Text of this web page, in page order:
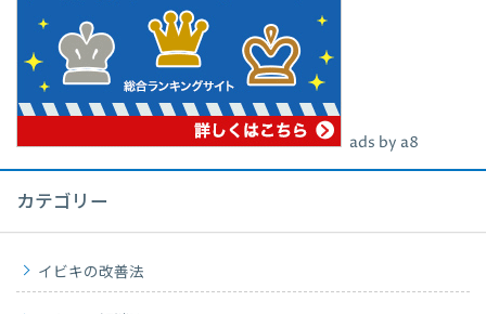
ads by a8
カテゴリー
イビキの改善法